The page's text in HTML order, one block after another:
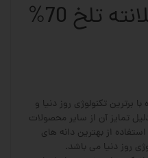
شکلات واقعی شکلانته تلخ 70%
برترین تکنولوژی روز دنیا و
تمایز آن از سایر محصولات
از بهترین دانه های
روز دنیا می باشد.